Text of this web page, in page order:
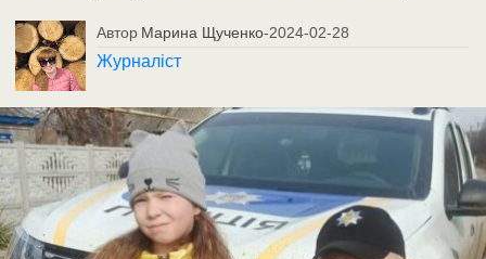
Автор Марина Щученко-2024-02-28
Журналіст